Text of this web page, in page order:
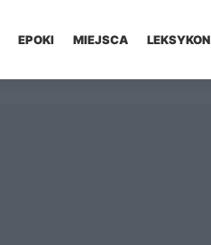
EPOKI MIEJSCA LEKSYKON